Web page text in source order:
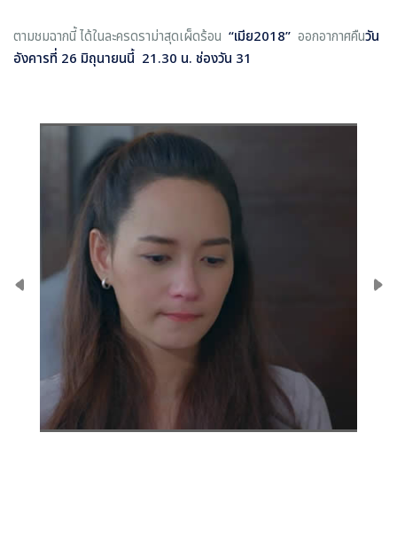
ตามชมฉากนี้ ได้ในละครดราม่าสุดเผ็ดร้อน “เมีย2018” ออกอากาศคืนวัน
อังคารที่ 26 มิถุนายนนี้ 21.30 น. ช่องวัน 31